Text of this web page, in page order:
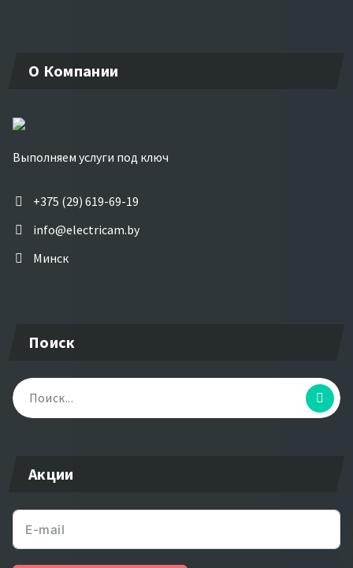
О Компании
Выполняем услуги под ключ
+375 (29) 619-69-19
info@electricam.by
Минск
Поиск
Найти:
Акции